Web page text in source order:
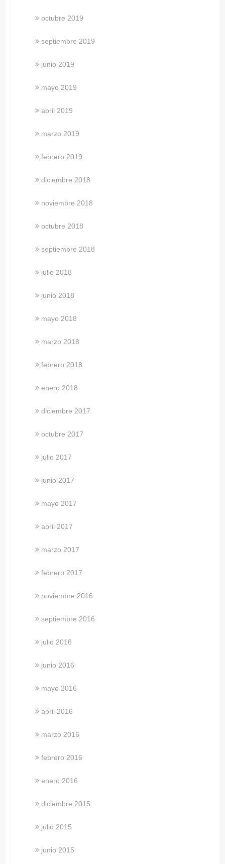
octubre 2019
septiembre 2019
junio 2019
mayo 2019
abril 2019
marzo 2019
febrero 2019
diciembre 2018
noviembre 2018
octubre 2018
septiembre 2018
julio 2018
junio 2018
mayo 2018
marzo 2018
febrero 2018
enero 2018
diciembre 2017
octubre 2017
julio 2017
junio 2017
mayo 2017
abril 2017
marzo 2017
febrero 2017
noviembre 2016
septiembre 2016
julio 2016
junio 2016
mayo 2016
abril 2016
marzo 2016
febrero 2016
enero 2016
diciembre 2015
julio 2015
junio 2015